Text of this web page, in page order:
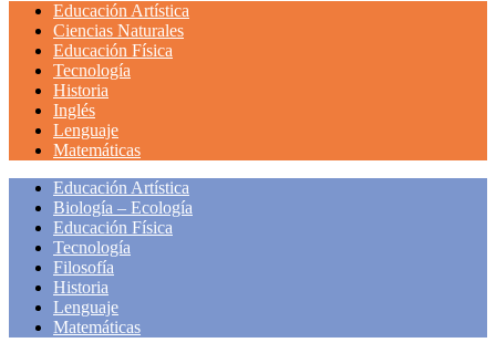
Educación Artística
Ciencias Naturales
Educación Física
Tecnología
Historia
Inglés
Lenguaje
Matemáticas
Educación Artística
Biología – Ecología
Educación Física
Tecnología
Filosofía
Historia
Lenguaje
Matemáticas